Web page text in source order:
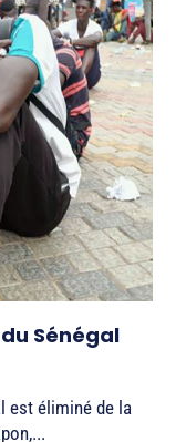
Sénégal
est éliminé de la